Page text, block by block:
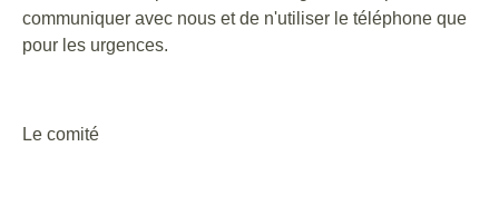
communiquer avec nous et de n'utiliser le téléphone que
pour les urgences.
Le comité